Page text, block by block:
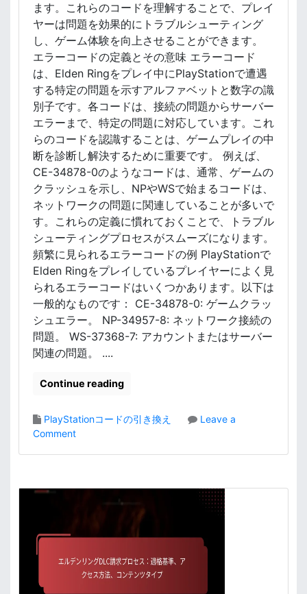
ます。これらのコードを理解することで、プレイ
ヤーは問題を効果的にトラブルシューティング
し、ゲーム体験を向上させることができます。
エラーコードの定義とその意味 エラーコード
は、Elden Ringをプレイ中にPlayStationで遭遇
する特定の問題を示すアルファベットと数字の識
別子です。各コードは、接続の問題からサーバー
エラーまで、特定の問題に対応しています。これ
らのコードを認識することは、ゲームプレイの中
断を診断し解決するために重要です。 例えば、
CE-34878-0のようなコードは、通常、ゲームの
クラッシュを示し、NPやWSで始まるコードは、
ネットワークの問題に関連していることが多いで
す。これらの定義に慣れておくことで、トラブル
シューティングプロセスがスムーズになります。
頻繁に見られるエラーコードの例 PlayStationで
Elden Ringをプレイしているプレイヤーによく見
られるエラーコードはいくつかあります。以下は
一般的なものです： CE-34878-0: ゲームクラッ
シュエラー。 NP-34957-8: ネットワーク接続の
問題。 WS-37368-7: アカウントまたはサーバー
関連の問題。 ....
Continue reading
PlayStationコードの引き換え
Leave a
Commento
デ
P
a